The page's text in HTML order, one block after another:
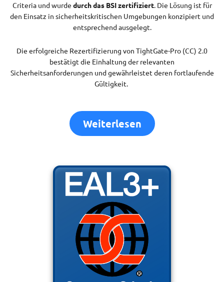
Criteria und wurde durch das BSI zertifiziert. Die Lösung ist für
den Einsatz in sicherheitskritischen Umgebungen konzipiert und
entsprechend ausgelegt.
Die erfolgreiche Rezertifizierung von TightGate-Pro (CC) 2.0
bestätigt die Einhaltung der relevanten
Sicherheitsanforderungen und gewährleistet deren fortlaufende
Gültigkeit.
Weiterlesen